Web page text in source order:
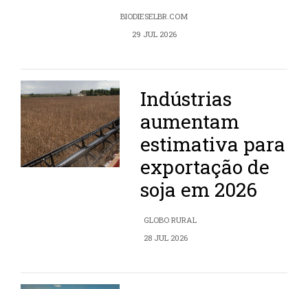
BIODIESELBR.COM
29 JUL 2026
Indústrias
aumentam
estimativa para
exportação de
soja em 2026
GLOBO RURAL
28 JUL 2026